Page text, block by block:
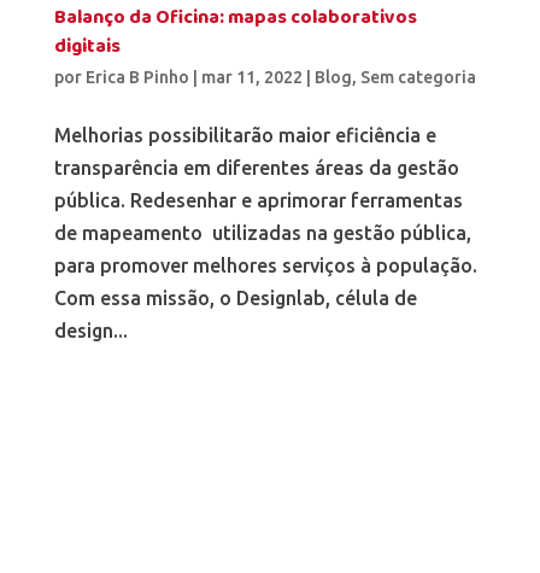
Balanço da Oficina: mapas colaborativos
digitais
por Erica B Pinho mar 11, 2022 Blog, Sem categoria
Melhorias possibilitarão maior eficiência e
transparência em diferentes áreas da gestão
pública. Redesenhar e aprimorar ferramentas
de mapeamento utilizadas na gestão pública,
para promover melhores serviços à população.
Com essa missão, o Designlab, célula de
design...